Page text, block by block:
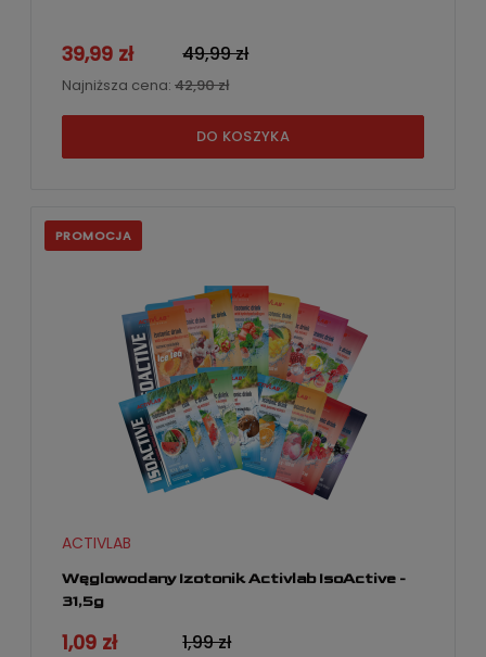
39,99 zł 49,99 zł
Najniższa cena: 42,90 zł
DO KOSZYKA
Węglowodany Izotonik Activlab IsoActive -
31,5g
ACTIVLAB
1,09 zł 1,99 zł
PROMOCJA